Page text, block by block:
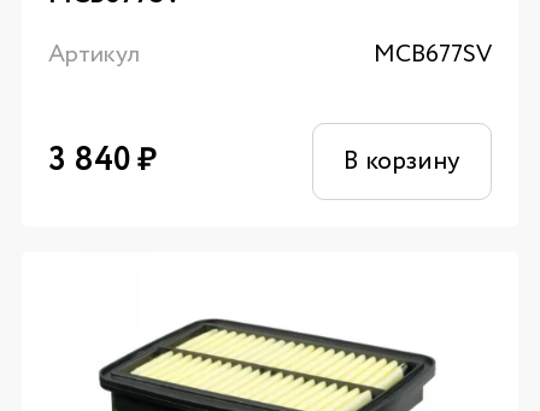
Артикул MCB677SV
3 840₽ В корзину